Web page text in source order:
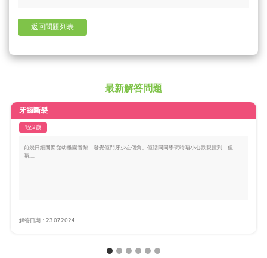
返回問題列表
最新解答問題
牙齒斷裂
1至2歲
前幾日細囡囡從幼稚園番黎，發覺佢門牙少左個角。佢話同同學玩時唔小心跌親撞到，但
唔.....
解答日期：23.07.2024